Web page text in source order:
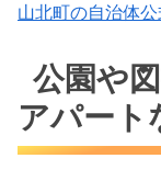
山北町の自治体
公園や
アパート